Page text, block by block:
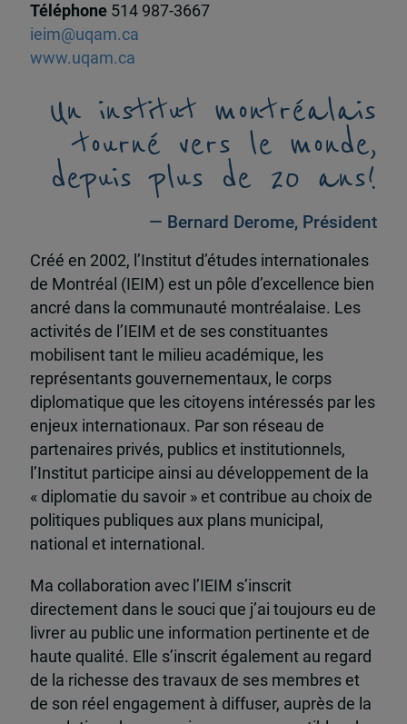
Téléphone 514 987-3667
ieim@uqam.ca
www.uqam.ca
Un institut montréalais
tourné vers le monde,
depuis plus de 20 ans!
— Bernard Derome, Président
Créé en 2002, l’Institut d’études internationales
de Montréal (IEIM) est un pôle d’excellence bien
ancré dans la communauté montréalaise. Les
activités de l’IEIM et de ses constituantes
mobilisent tant le milieu académique, les
représentants gouvernementaux, le corps
diplomatique que les citoyens intéressés par les
enjeux internationaux. Par son réseau de
partenaires privés, publics et institutionnels,
l’Institut participe ainsi au développement de la
« diplomatie du savoir » et contribue au choix de
politiques publiques aux plans municipal,
national et international.
Ma collaboration avec l’IEIM s’inscrit
directement dans le souci que j’ai toujours eu de
livrer au public une information pertinente et de
haute qualité. Elle s’inscrit également au regard
de la richesse des travaux de ses membres et
de son réel engagement à diffuser, auprès de la